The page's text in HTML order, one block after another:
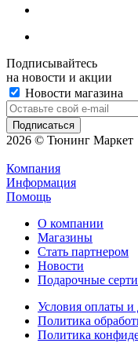
Подписывайтесь
на новости и акции
Новости магазина
2026 © Тюнинг Маркет
Компания
Информация
Помощь
О компании
Магазины
Стать партнером
Новости
Подарочные
Условия оплаты и
Политика
Политика